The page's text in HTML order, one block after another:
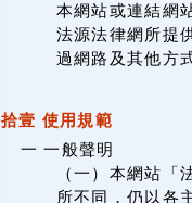
本網站或連結網
法源法律網所提
過網路及其他方
拾壹 使用規範
一 一般聲明
（一）本網站
所不同，仍以各